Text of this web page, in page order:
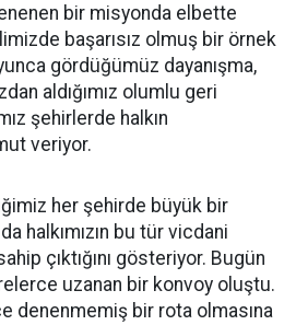
bir misyonda elbette
başarısız olmuş bir örnek
gördüğümüz dayanışma,
aldığımız olumlu geri
şehirlerde halkın
veriyor.
her şehirde büyük bir
halkımızın bu tür vicdani
çıktığını gösteriyor. Bugün
uzanan bir konvoy oluştu.
denenmemiş bir rota olmasına